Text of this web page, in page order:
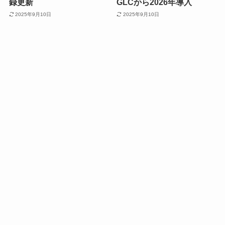
録更新
2025年9月10日
GLCから2026年導入
2025年9月10日